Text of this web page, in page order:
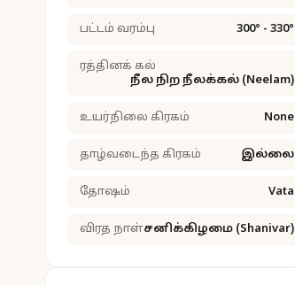
பட்டம் வரம்பு 300° - 330°
ரத்தினக் கல்
நீல நிற நீலக்கல் (Neelam)
உயர்நிலை கிரகம் None
தாழ்வடைந்த கிரகம் இல்லை
தோஷம் Vata
விரத நாள்சனிக்கிழமை (Shanivar)